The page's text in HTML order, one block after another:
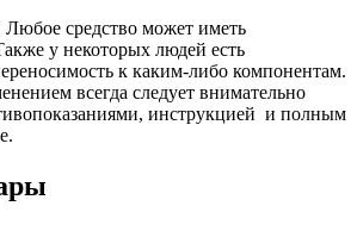
средство может иметь
у некоторых людей есть
к каким-либо компонентам.
всегда следует внимательно
инструкцией и полным